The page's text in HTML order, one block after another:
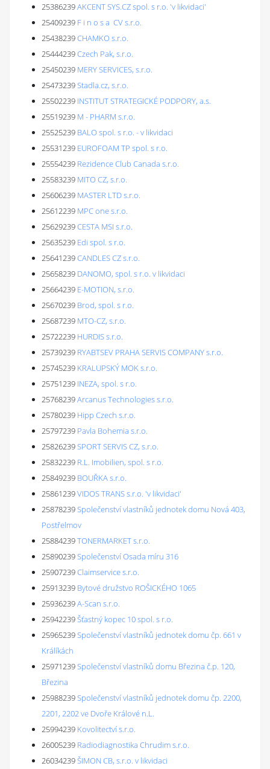
25386239AKCENT SYS.CZ spol. s r.o. 'v likvidaci'
25409239 F i n o s a CV s.r.o.
25438239CHAMKO s.r.o.
25444239Czech Pak, s.r.o.
25450239 MERY SERVICES, s.r.o.
25473239Stadla.cz, s.r.o.
25502239 INSTITUT STRATEGICKÉ PODPORY, a.s.
25519239 M - PHARM s.r.o.
25525239 BALO spol. s r.o. - v likvidaci
25531239 EUROFOAM TP spol. s r.o.
25554239 Rezidence Club Canada s.r.o.
25583239 MITO CZ, s.r.o.
25606239 MASTER LTD s.r.o.
25612239 MPC one s.r.o.
25629239CESTA MSI s.r.o.
25635239 Edi spol. s r.o.
25641239CANDLES CZ s.r.o.
25658239 DANOMO, spol. s r.o. v likvidaci
25664239 E-MOTION, s.r.o.
25670239 Brod, spol. s r.o.
25687239 MTO-CZ, s.r.o.
25722239 HURDIS s.r.o.
25739239 RYABTSEV PRAHA SERVIS COMPANY s.r.o.
25745239 KRALUPSKÝ MOK s.r.o.
25751239 INEZA, spol. s r.o.
25768239Arcanus Technologies s.r.o.
25780239 Hipp Czech s.r.o.
25797239 Pavla Bohemia s.r.o.
25826239SPORT SERVIS CZ, s.r.o.
25832239 R.L. Imobilien, spol. s r.o.
25849239 BOUŘKA s.r.o.
25861239VIDOS TRANS s.r.o. 'v likvidaci'
25878239Společenství vlastníků jednotek domu Nová 403,
Postřelmov
25884239TONERMARKET s.r.o.
25890239Společenství Osada míru 316
25907239Claimservice s.r.o.
25913239 Bytové družstvo ROŠICKÉHO 1065
25936239A-Scan s.r.o.
25942239Šťastný kopec 10 spol. s r.o.
25965239Společenství vlastníků jednotek domu čp. 661 v
Králíkách
25971239Společenství vlastníků domu Březina č.p. 120,
Březina
25988239Společenství vlastníků jednotek domu čp. 2200,
2201, 2202 ve Dvoře Králové n.L.
25994239 Kovolitectví s.r.o.
26005239 Radiodiagnostika Chrudim s.r.o.
26034239ŠIMON CB, s.r.o. v likvidaci